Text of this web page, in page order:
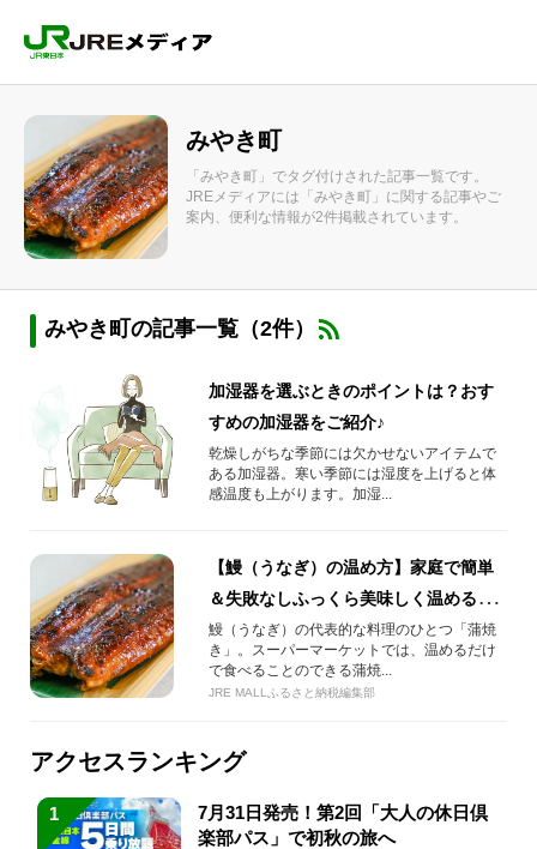
みやき町
「みやき町」でタグ付けされた記事一覧です。
JREメディアには「みやき町」に関する記事やご
案内、便利な情報が2件掲載されています。
みやき町の記事一覧（2件）
加湿器を選ぶときのポイントは？おす
すめの加湿器をご紹介♪
乾燥しがちな季節には欠かせないアイテムで
ある加湿器。寒い季節には湿度を上げると体
感温度も上がります。加湿...
【鰻（うなぎ）の温め方】家庭で簡単
＆失敗なしふっくら美味しく温める方
法！蒲焼き、ひつまぶしにも応用可能
なコツ
鰻（うなぎ）の代表的な料理のひとつ「蒲焼
き」。スーパーマーケットでは、温めるだけ
で食べることのできる蒲焼...
JRE MALLふるさと納税編集部
アクセスランキング
1
7月31日発売！第2回「大人の休日倶
楽部パス」で初秋の旅へ